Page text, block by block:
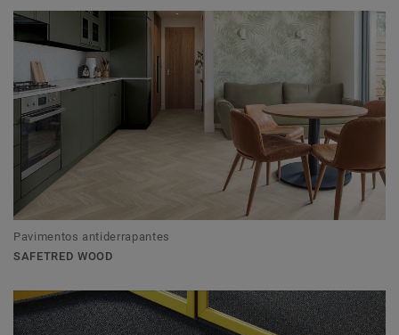
Pavimentos antiderrapantes
SAFETRED WOOD